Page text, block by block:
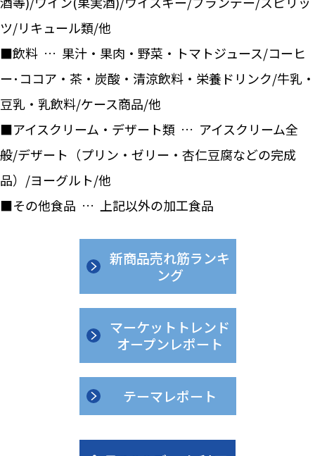
ツ/リキュール類/他
■飲料 … 果汁・果肉・野菜・トマトジュース/コーヒ
ー･ココア・茶・炭酸・清涼飲料・栄養ドリンク/牛乳・
豆乳・乳飲料/ケース商品/他
■アイスクリーム・デザート類 … アイスクリーム全
般/デザート（プリン・ゼリー・杏仁豆腐などの完成
品）/ヨーグルト/他
■その他食品 … 上記以外の加工食品
新商品売れ筋ランキ
ング
マーケットトレンド
オープンレポート
テーマレポート